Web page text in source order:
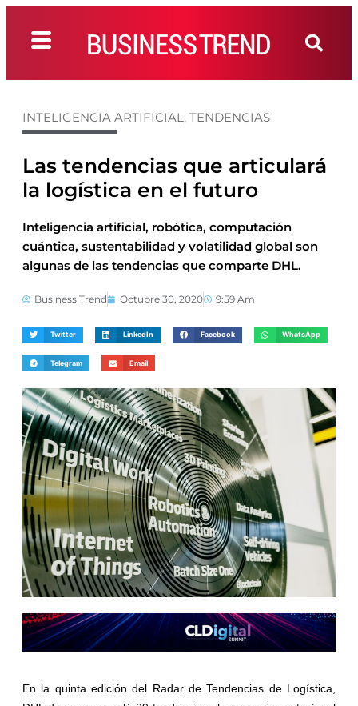
INTELIGENCIA ARTIFICIAL, TENDENCIAS
Las tendencias que articulará
la logística en el futuro
Inteligencia artificial, robótica, computación
cuántica, sustentabilidad y volatilidad global son
algunas de las tendencias que comparte DHL.
Business Trend Octubre 30, 2020 9:59 Am
Twitter LinkedIn Facebook WhatsApp
Telegram Email
En la quinta edición del Radar de Tendencias de Logística,